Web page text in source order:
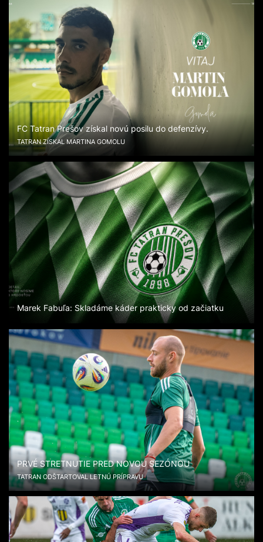
FC Tatran Prešov získal novú posilu do defenzívy.
TATRAN ZÍSKAL MARTINA GOMOLU
Marek Fabuľa: Skladáme káder prakticky od začiatku
PRVÉ STRETNUTIE PRED NOVOU SEZÓNOU
TATRAN ODŠTARTOVAL LETNÚ PRÍPRAVU